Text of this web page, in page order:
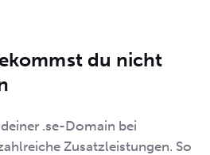
du nicht
.se-Domain bei
Zusatzleistungen. So